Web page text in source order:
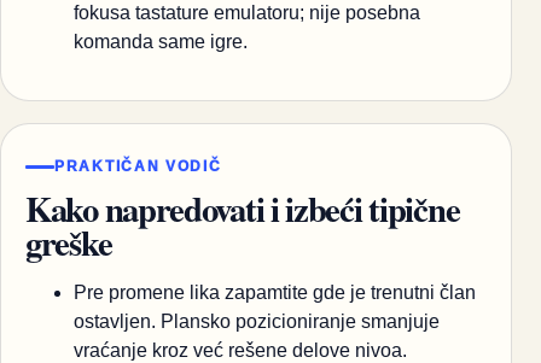
fokusa tastature emulatoru; nije posebna
komanda same igre.
PRAKTIČAN VODIČ
Kako napredovati i izbeći tipične
greške
Pre promene lika zapamtite gde je trenutni član
ostavljen. Plansko pozicioniranje smanjuje
vraćanje kroz već rešene delove nivoa.